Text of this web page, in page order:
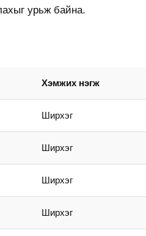
урьж байна.
Хэмжих нэгж
Ширхэг
Ширхэг
Ширхэг
Ширхэг